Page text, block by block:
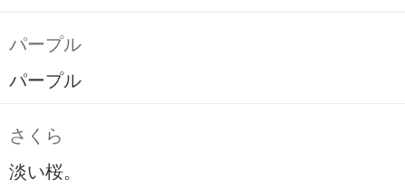
パープル
パープル
さくら
淡い桜。